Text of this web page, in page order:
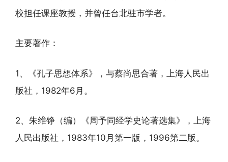
校担任课座教授，并曾任台北驻市学者。
主要著作：
1、《孔子思想体系》，与蔡尚思合著，上海人民出
版社，1982年6月。
2、朱维铮（编）《周予同经学史论著选集》，上海
人民出版社，1983年10月第一版，1996第二版。